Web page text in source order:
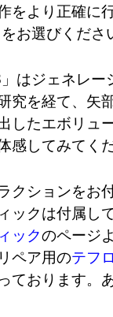
をより正確に
お選びくださ
はジェネレー
究を経て、矢
したエボリュ
感してみてくだ
クションをお
ックは付属し
ックのページ
ペア用のテフ
ております。